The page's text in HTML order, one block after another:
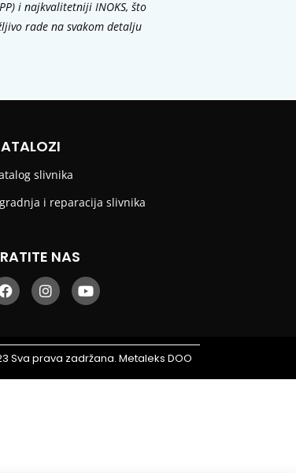
i najkvalitetniji INOKS, što
rade na svakom detalju
slivnika
i reparacija slivnika
NAS
Sva prava zadržana. Metaleks DOO